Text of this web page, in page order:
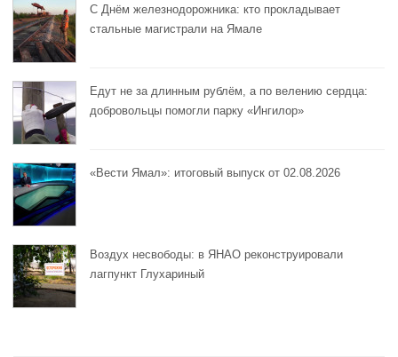
С Днём железнодорожника: кто прокладывает
стальные магистрали на Ямале
Едут не за длинным рублём, а по велению сердца:
добровольцы помогли парку «Ингилор»
«Вести Ямал»: итоговый выпуск от 02.08.2026
Воздух несвободы: в ЯНАО реконструировали
лагпункт Глухариный